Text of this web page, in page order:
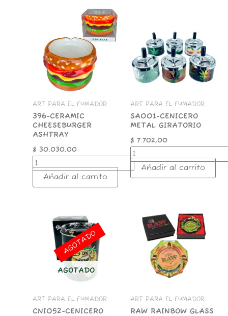
ART PARA EL FUMADOR
396-CERAMIC
CHEESEBURGER
ASHTRAY
$ 30.030,00
CHEESEBURGER
ASHTRAY
cantidad
Añadir al carrito
ART PARA EL FUMADOR
SA001-CENICERO
METAL GIRATORIO
$ 7.702,00
METAL
GIRATORIO
cantidad
Añadir al carrito
AGOTADO
ART PARA EL FUMADOR
CNI052-CENICERO
AGOTADO
ART PARA EL FUMADOR
RAW RAINBOW GLASS
RAINBOW
GLASS
ASHTRAY
cantidad